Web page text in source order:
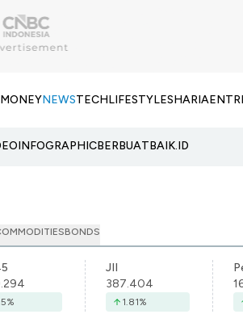
NEWSTECHLIFESTYLESHARIA
INFOGRAPHICBERBUATBAIK.ID
BONDS
%
JII
387.404
1.81%